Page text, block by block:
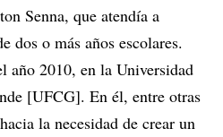
Senna, que atendía a
dos o más años escolares.
año 2010, en la Universidad
[UFCG]. En él, entre otras
la necesidad de crear un